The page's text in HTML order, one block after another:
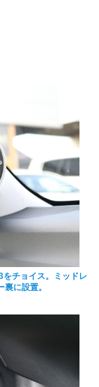
チョイス。ミッドレ
に設置。